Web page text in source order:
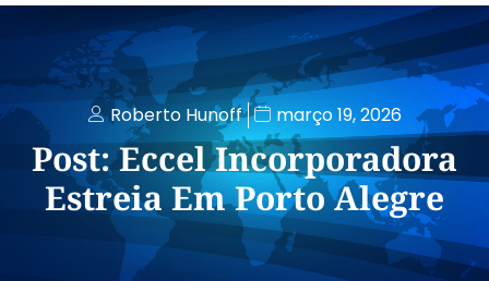
Roberto Hunoff março 19, 2026
Post: Eccel Incorporadora
Estreia Em Porto Alegre